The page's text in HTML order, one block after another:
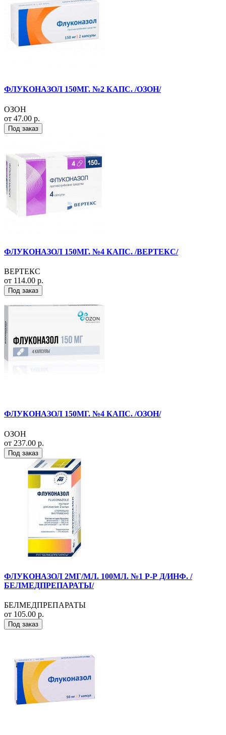
ФЛУКОНАЗОЛ 150МГ. №2 КАПС. /ОЗОН/
ОЗОН
от 47.00 р.
Под заказ
ФЛУКОНАЗОЛ 150МГ. №4 КАПС. /ВЕРТЕКС/
ВЕРТЕКС
от 114.00 р.
Под заказ
ФЛУКОНАЗОЛ 150МГ. №4 КАПС. /ОЗОН/
ОЗОН
от 237.00 р.
Под заказ
ФЛУКОНАЗОЛ 2МГ/МЛ. 100МЛ. №1 Р-Р Д/ИНФ. /
БЕЛМЕДПРЕПАРАТЫ/
БЕЛМЕДПРЕПАРАТЫ
от 105.00 р.
Под заказ